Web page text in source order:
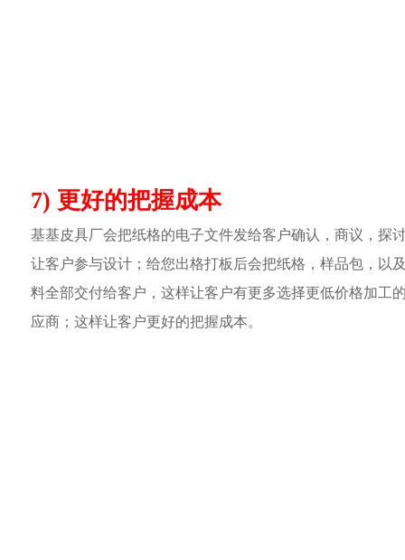
7) 更好的把握成本
基基皮具厂会把纸格的电子文件发给客户确认，商议，探
让客户参与设计；给您出格打板后会把纸格，样品包，以
料全部交付给客户，这样让客户有更多选择更低价格加工
应商；这样让客户更好的把握成本。